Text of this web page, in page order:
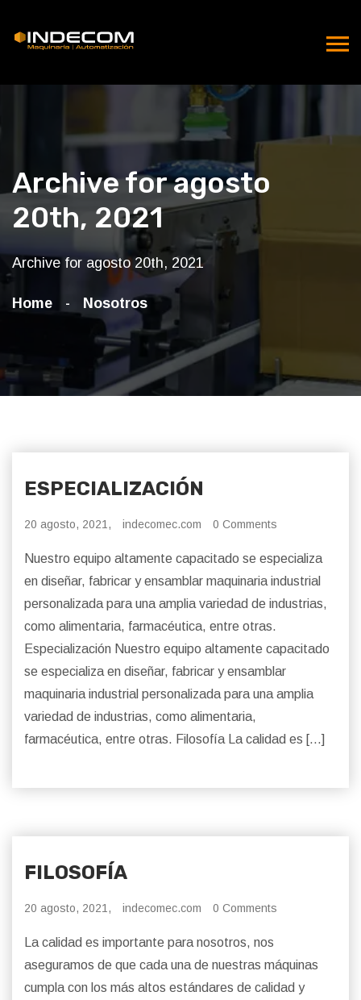
Archive for agosto
20th, 2021
Archive for agosto 20th, 2021
Home Nosotros
ESPECIALIZACIÓN
20 agosto, 2021, indecomec.com 0 Comments
Nuestro equipo altamente capacitado se especializa
en diseñar, fabricar y ensamblar maquinaria industrial
personalizada para una amplia variedad de industrias,
como alimentaria, farmacéutica, entre otras.
Especialización Nuestro equipo altamente capacitado
se especializa en diseñar, fabricar y ensamblar
maquinaria industrial personalizada para una amplia
variedad de industrias, como alimentaria,
farmacéutica, entre otras. Filosofía La calidad es […]
FILOSOFÍA
20 agosto, 2021, indecomec.com 0 Comments
La calidad es importante para nosotros, nos
aseguramos de que cada una de nuestras máquinas
cumpla con los más altos estándares de calidad y